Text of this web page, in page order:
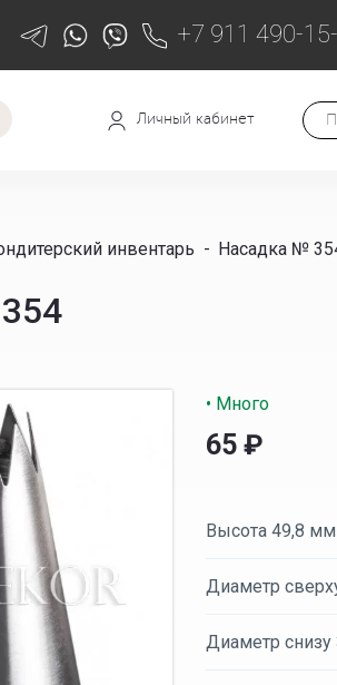
+7 911 490-
Личный кабинет
инвентарь - Насадка №
• Много
65 ₽
Высота 49,8 мм
Диаметр
Диаметр